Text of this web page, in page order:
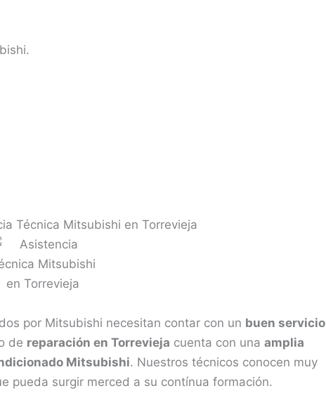
Técnica Mitsubishi en Torrevieja
por Mitsubishi necesitan contar con un buen servicio
de reparación en Torrevieja cuenta con una amplia
Mitsubishi. Nuestros técnicos conocen muy
pueda surgir merced a su contínua formación.